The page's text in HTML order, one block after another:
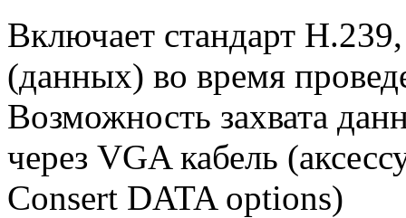
Включает стандарт
(данных) во время
Возможность захвата
через VGA кабель
Consert DATA options)